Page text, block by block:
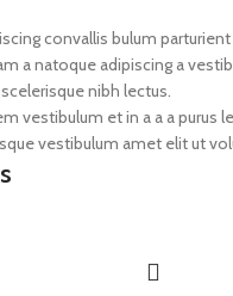
convallis bulum
a natoque adipiscing a
nibh lectus.
vestibulum et in a a a
vestibulum amet elit ut